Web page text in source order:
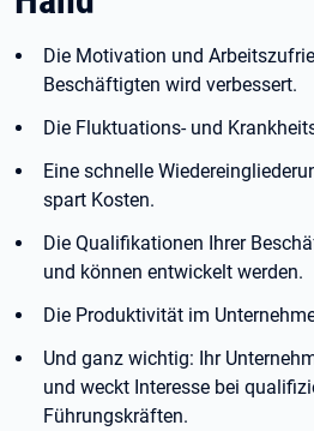
Die Motivation und
Beschäftigten wird verbessert.
Die Fluktuations- und
Eine schnelle
spart Kosten.
Die Qualifikationen Ihrer
und können entwickelt werden.
Die Produktivität im
Und ganz wichtig: Ihr
und weckt Interesse bei
Führungskräften.